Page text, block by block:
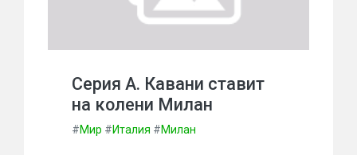
Серия А. Кавани ставит
на колени Милан
#Мир #Италия #Милан